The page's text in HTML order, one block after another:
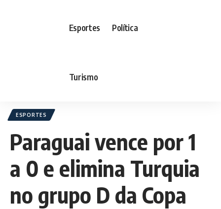
Esportes Política
Turismo
ESPORTES
Paraguai vence por 1
a 0 e elimina Turquia
no grupo D da Copa